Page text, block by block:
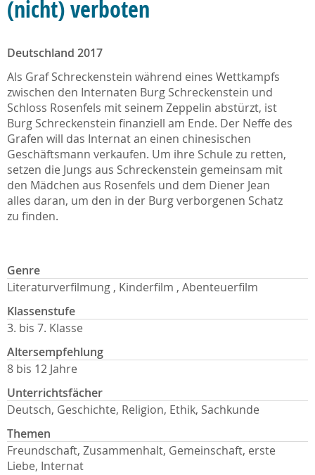
(nicht) verboten
Deutschland 2017
Als Graf Schreckenstein während eines Wettkampfs
zwischen den Internaten Burg Schreckenstein und
Schloss Rosenfels mit seinem Zeppelin abstürzt, ist
Burg Schreckenstein finanziell am Ende. Der Neffe des
Grafen will das Internat an einen chinesischen
Geschäftsmann verkaufen. Um ihre Schule zu retten,
setzen die Jungs aus Schreckenstein gemeinsam mit
den Mädchen aus Rosenfels und dem Diener Jean
alles daran, um den in der Burg verborgenen Schatz
zu finden.
Genre
Literaturverfilmung , Kinderfilm , Abenteuerfilm
Klassenstufe
3. bis 7. Klasse
Altersempfehlung
8 bis 12 Jahre
Unterrichtsfächer
Deutsch, Geschichte, Religion, Ethik, Sachkunde
Themen
Freundschaft, Zusammenhalt, Gemeinschaft, erste
Liebe, Internat